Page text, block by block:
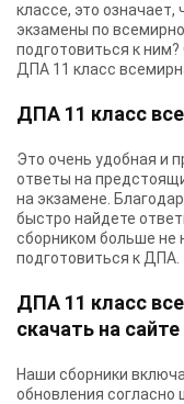
классе, это
экзамены по
подготовиться к
ДПА 11 класс
ДПА 11 класс
Это очень удобная и
ответы на
на экзамене.
быстро найдете
сборником больше не
подготовиться к ДПА.
ДПА 11 класс
скачать на сайте
Наши сборники
обновления согласно